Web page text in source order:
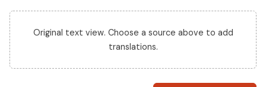
Original text view. Choose a source above to add
translations.